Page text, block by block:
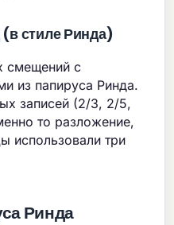
стиле Ринда)
смещений с
из папируса Ринда.
записей (2/3, 2/5,
то разложение,
использовали три
Ринда